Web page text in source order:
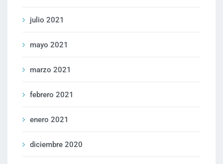
julio 2021
mayo 2021
marzo 2021
febrero 2021
enero 2021
diciembre 2020